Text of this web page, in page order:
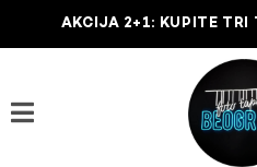
AKCIJA 2+1: KUPITE TRI